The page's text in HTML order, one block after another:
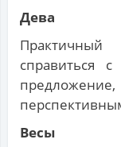
Дева
справиться
Весы